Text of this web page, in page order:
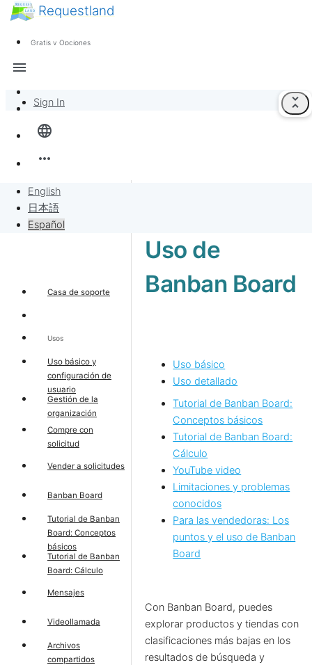
Requestland
Gratis y Opciones
language
more_horiz
English
日本語
Español
menu
Inicio
Vender por solicitudes
Noticias
Sign In
Casa de soporte
Usos
Uso básico y
configuración de
usuario
Gestión de la
organización
Compre con
solicitud
Vender a solicitudes
Banban Board
Tutorial de Banban
Board: Conceptos
básicos
Tutorial de Banban
Board: Cálculo
Mensajes
Videollamada
Archivos
compartidos
Uso de
Banban Board
Uso básico
Uso detallado
Tutorial de Banban Board:
Conceptos básicos
Tutorial de Banban Board:
Cálculo
YouTube video
Limitaciones y problemas
conocidos
Para las vendedoras: Los
puntos y el uso de Banban
Board
Con Banban Board, puedes
explorar productos y tiendas con
clasificaciones más bajas en los
resultados de búsqueda y
unfold_less